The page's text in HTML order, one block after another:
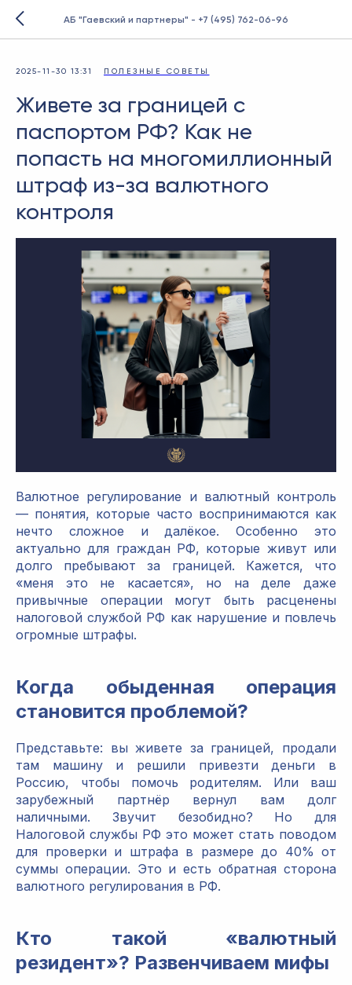
АБ "Гаевский и партнеры" - +7 (495) 762-06-96
2025-11-30 13:31 ПОЛЕЗНЫЕ СОВЕТЫ
Живете за границей с
паспортом РФ? Как не
попасть на многомиллионный
штраф из-за валютного
контроля
Валютное регулирование и валютный контроль
— понятия, которые часто воспринимаются как
нечто сложное и далёкое. Особенно это
актуально для граждан РФ, которые живут или
долго пребывают за границей. Кажется, что
«меня это не касается», но на деле даже
привычные операции могут быть расценены
налоговой службой РФ как нарушение и повлечь
огромные штрафы.
Когда обыденная операция
становится проблемой?
Представьте: вы живете за границей, продали
там машину и решили привезти деньги в
Россию, чтобы помочь родителям. Или ваш
зарубежный партнёр вернул вам долг
наличными. Звучит безобидно? Но для
Налоговой службы РФ это может стать поводом
для проверки и штрафа в размере до 40% от
суммы операции. Это и есть обратная сторона
валютного регулирования в РФ.
Кто такой «валютный
резидент»? Развенчиваем мифы